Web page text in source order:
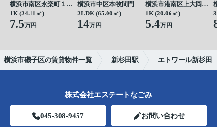
横浜市南区永楽町１丁目
1K (24.11㎡)
7.5万円
横浜市中区本牧間門
2LDK (65.00㎡)
14万円
横浜市港南区上大岡東１丁目
1K (20.06㎡)
5.4万円
横浜市磯子区の賃貸物件一覧 新杉田駅 エトワール新杉田
株式会社エステートなごみ
045-308-9457 お問い合わせ